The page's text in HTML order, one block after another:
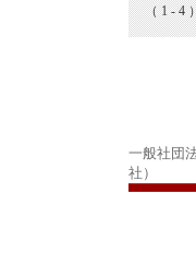
（ 1 - 4
一般社団
社）